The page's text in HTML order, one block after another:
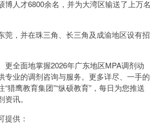
博人才6800余名，并为大湾区输送了上万名
莞，并在珠三角、长三角及成渝地区设有招
更全面地掌握2026年广东地区MPA调剂动
专业的调剂咨询与服务。更多详尽、一手的
猎鹰教育集团”“纵硕教育”，每日为您推送
讯。
提供：